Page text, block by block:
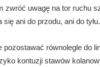
uwagę na tor ruchu
ani do przodu, ani do tyłu.
równolegle do
kontuzji stawów